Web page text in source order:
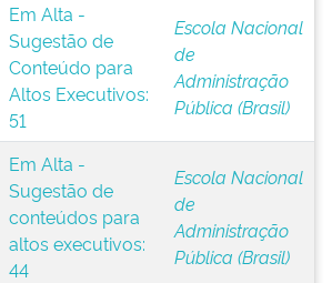
Em Alta -
Sugestão de
Conteúdo para
Altos Executivos:
51
Escola Nacional
de
Administração
Pública (Brasil)
Em Alta -
Sugestão de
conteúdos para
altos executivos:
44
Escola Nacional
de
Administração
Pública (Brasil)